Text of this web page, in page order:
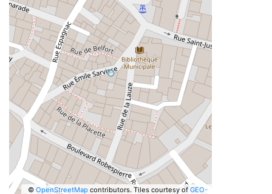
© OpenStreetMapcontributors. Tiles courtesy of GEO-